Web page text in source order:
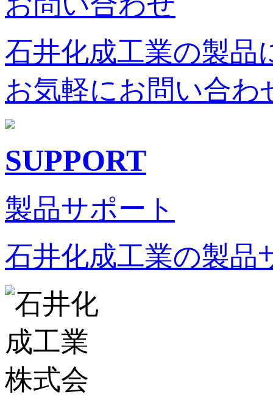
石井化成工業の製品
お気軽にお問い合わ
SUPPORT
製品サポート
石井化成工業の製品